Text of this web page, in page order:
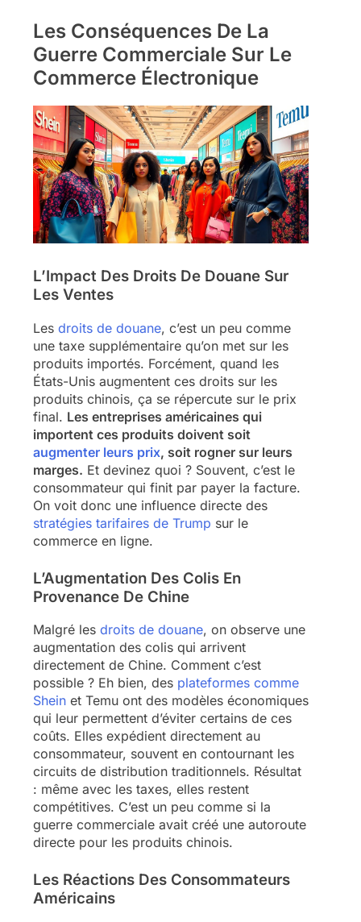
Les Conséquences De La
Guerre Commerciale Sur Le
Commerce Électronique
L’Impact Des Droits De Douane Sur
Les Ventes
Les droits de douane, c’est un peu comme
une taxe supplémentaire qu’on met sur les
produits importés. Forcément, quand les
États-Unis augmentent ces droits sur les
produits chinois, ça se répercute sur le prix
final. Les entreprises américaines qui
importent ces produits doivent soit
augmenter leurs prix, soit rogner sur leurs
marges. Et devinez quoi ? Souvent, c’est le
consommateur qui finit par payer la facture.
On voit donc une influence directe des
stratégies tarifaires de Trump sur le
commerce en ligne.
L’Augmentation Des Colis En
Provenance De Chine
Malgré les droits de douane, on observe une
augmentation des colis qui arrivent
directement de Chine. Comment c’est
possible ? Eh bien, des plateformes comme
Sheinet Temu ont des modèles économiques
qui leur permettent d’éviter certains de ces
coûts. Elles expédient directement au
consommateur, souvent en contournant les
circuits de distribution traditionnels. Résultat
: même avec les taxes, elles restent
compétitives. C’est un peu comme si la
guerre commerciale avait créé une autoroute
directe pour les produits chinois.
Les Réactions Des Consommateurs
Américains